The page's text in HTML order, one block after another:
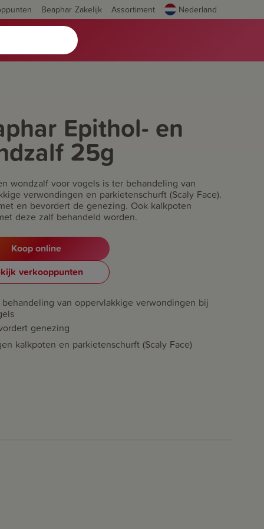
Beaphar Zakelijk Assortiment Nederland
Epithol- en
25g
wondzalf voor vogels is ter behandeling van
verwondingen en parkietenschurft (Scaly Face).
en bevordert de genezing. Ook kalkpoten
deze zalf behandeld worden.
Koop online
verkooppunten
behandeling van oppervlakkige verwondingen bij
genezing
kalkpoten en parkietenschurft (Scaly Face)